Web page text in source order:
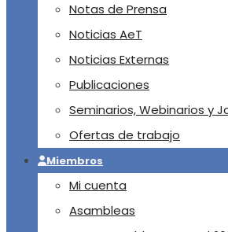
Notas de Prensa
Noticias AeT
Noticias Externas
Publicaciones
Seminarios, Webinarios y
Ofertas de trabajo
Miembros
Mi cuenta
Asambleas